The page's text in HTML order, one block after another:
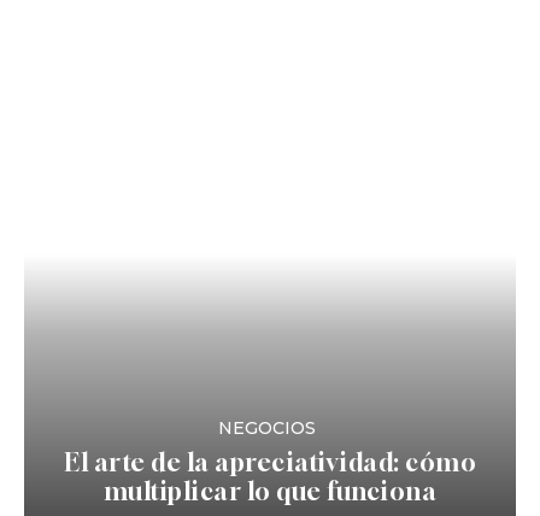
NEGOCIOS
El arte de la apreciatividad: cómo
multiplicar lo que funciona